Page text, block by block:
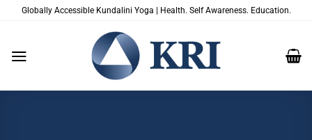
SaltaGlobally Accessible Kundalini Yoga | Health. Self Awareness. Education.